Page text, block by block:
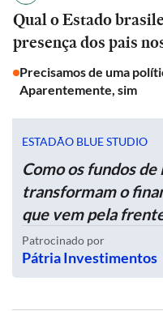
Qual o Estado
presença dos pais
Precisamos de uma
Aparentemente, sim
ESTADÃO BLUE STUDIO
Como os fundos
transformam o
que vem pela
Patrocinado por
Pátria Investimentos